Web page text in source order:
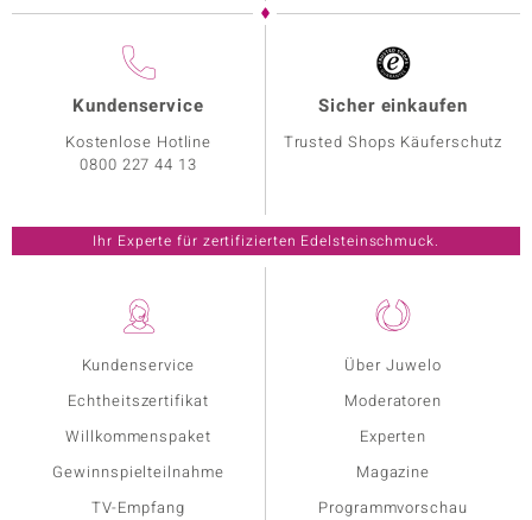
Kundenservice
Echtheitszertifikat
Willkommenspaket
Gewinnspielteilnahme
TV-Empfang
Über Juwelo
Moderatoren
Experten
Magazine
Programmvorschau
Kundenservice
Kostenlose Hotline
0800 227 44 13
Sicher einkaufen
Trusted Shops Käuferschutz
Ihr Experte für zertifizierten Edelsteinschmuck.